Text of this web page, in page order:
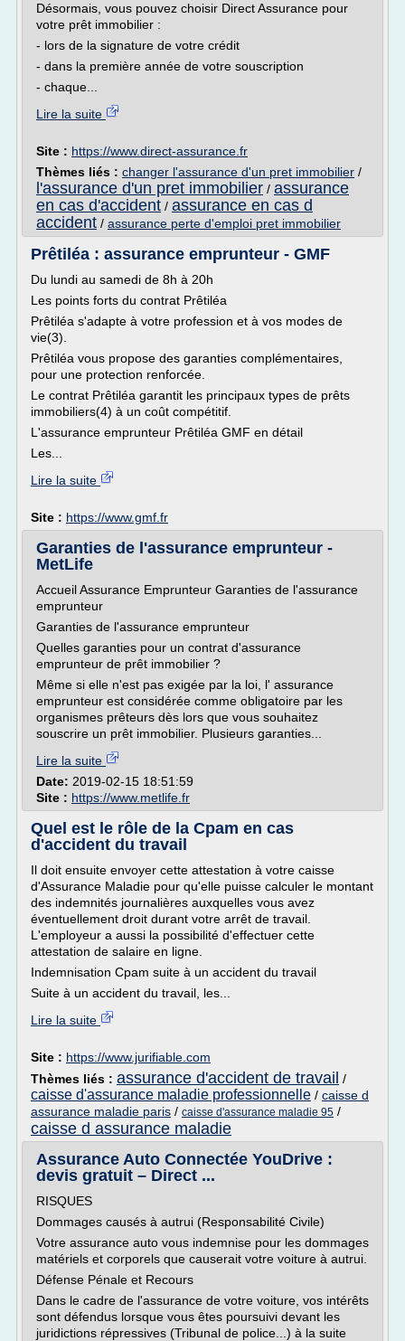
Désormais, vous pouvez choisir Direct Assurance pour
votre prêt immobilier :
- lors de la signature de votre crédit
- dans la première année de votre souscription
- chaque...
Lire la suite
Site : https://www.direct-assurance.fr
Thèmes liés : changer l'assurance d'un pret immobilier /
l'assurance d'un pret immobilier / assurance
en cas d'accident / assurance en cas d
accident / assurance perte d'emploi pret immobilier
Prêtiléa : assurance emprunteur - GMF
Du lundi au samedi de 8h à 20h
Les points forts du contrat Prêtiléa
Prêtiléa s'adapte à votre profession et à vos modes de
vie(3).
Prêtiléa vous propose des garanties complémentaires,
pour une protection renforcée.
Le contrat Prêtiléa garantit les principaux types de prêts
immobiliers(4) à un coût compétitif.
L'assurance emprunteur Prêtiléa GMF en détail
Les...
Lire la suite
Site : https://www.gmf.fr
Garanties de l'assurance emprunteur -
MetLife
Accueil Assurance Emprunteur Garanties de l'assurance
emprunteur
Garanties de l'assurance emprunteur
Quelles garanties pour un contrat d'assurance
emprunteur de prêt immobilier ?
Même si elle n'est pas exigée par la loi, l' assurance
emprunteur est considérée comme obligatoire par les
organismes prêteurs dès lors que vous souhaitez
souscrire un prêt immobilier. Plusieurs garanties...
Lire la suite
Date: 2019-02-15 18:51:59
Site : https://www.metlife.fr
Quel est le rôle de la Cpam en cas
d'accident du travail
Il doit ensuite envoyer cette attestation à votre caisse
d'Assurance Maladie pour qu'elle puisse calculer le montant
des indemnités journalières auxquelles vous avez
éventuellement droit durant votre arrêt de travail.
L'employeur a aussi la possibilité d'effectuer cette
attestation de salaire en ligne.
Indemnisation Cpam suite à un accident du travail
Suite à un accident du travail, les...
Lire la suite
Site : https://www.jurifiable.com
Thèmes liés : assurance d'accident de travail /
caisse d'assurance maladie professionnelle / caisse d
assurance maladie paris / caisse d'assurance maladie 95 /
caisse d assurance maladie
Assurance Auto Connectée YouDrive :
devis gratuit – Direct ...
RISQUES
Dommages causés à autrui (Responsabilité Civile)
Votre assurance auto vous indemnise pour les dommages
matériels et corporels que causerait votre voiture à autrui.
Défense Pénale et Recours
Dans le cadre de l'assurance de votre voiture, vos intérêts
sont défendus lorsque vous êtes poursuivi devant les
juridictions répressives (Tribunal de police...) à la suite